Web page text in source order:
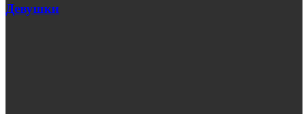
Девушки